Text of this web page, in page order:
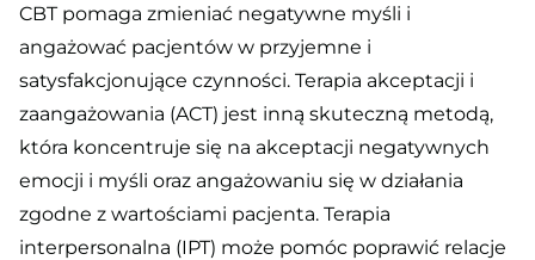
CBT pomaga zmieniać negatywne myśli i
angażować pacjentów w przyjemne i
satysfakcjonujące czynności. Terapia akceptacji i
zaangażowania (ACT) jest inną skuteczną metodą,
która koncentruje się na akceptacji negatywnych
emocji i myśli oraz angażowaniu się w działania
zgodne z wartościami pacjenta. Terapia
interpersonalna (IPT) może pomóc poprawić relacje